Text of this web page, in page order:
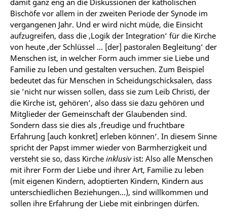
damit ganz eng an die Diskussionen der katholischen
Bischöfe vor allem in der zweiten Periode der Synode im
vergangenen Jahr. Und er wird nicht müde, die Einsicht
aufzugreifen, dass die ‚Logik der Integration‘ für die Kirche
von heute ‚der Schlüssel … [der] pastoralen Begleitung‘ der
Menschen ist, in welcher Form auch immer sie Liebe und
Familie zu leben und gestalten versuchen. Zum Beispiel
bedeutet das für Menschen in Scheidungschicksalen, dass
sie ’nicht nur wissen sollen, dass sie zum Leib Christi, der
die Kirche ist, gehören‘, also dass sie dazu gehören und
Mitglieder der Gemeinschaft der Glaubenden sind.
Sondern dass sie dies als ‚freudige und fruchtbare
Erfahrung [auch konkret] erleben können‘. In diesem Sinne
spricht der Papst immer wieder von Barmherzigkeit und
versteht sie so, dass Kirche inklusivist: Also alle Menschen
mit ihrer Form der Liebe und ihrer Art, Familie zu leben
(mit eigenen Kindern, adoptierten Kindern, Kindern aus
unterschiedlichen Beziehungen…), sind willkommen und
sollen ihre Erfahrung der Liebe mit einbringen dürfen.